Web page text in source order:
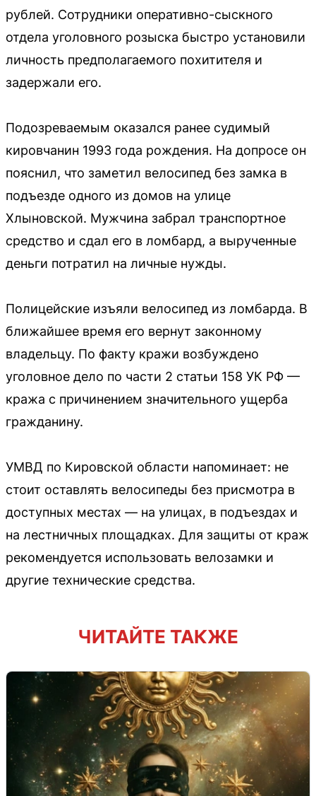
рублей. Сотрудники оперативно-сыскного
отдела уголовного розыска быстро установили
личность предполагаемого похитителя и
задержали его.
Подозреваемым оказался ранее судимый
кировчанин 1993 года рождения. На допросе он
пояснил, что заметил велосипед без замка в
подъезде одного из домов на улице
Хлыновской. Мужчина забрал транспортное
средство и сдал его в ломбард, а вырученные
деньги потратил на личные нужды.
Полицейские изъяли велосипед из ломбарда. В
ближайшее время его вернут законному
владельцу. По факту кражи возбуждено
уголовное дело по части 2 статьи 158 УК РФ —
кража с причинением значительного ущерба
гражданину.
УМВД по Кировской области напоминает: не
стоит оставлять велосипеды без присмотра в
доступных местах — на улицах, в подъездах и
на лестничных площадках. Для защиты от краж
рекомендуется использовать велозамки и
другие технические средства.
ЧИТАЙТЕ ТАКЖЕ